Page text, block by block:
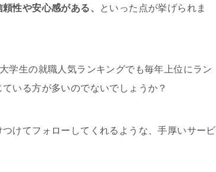
性や安心感がある、
といった点が挙げられま
生の就職人気ランキングでも毎年上位にラン
いる方が多いのでないでしょうか？
けてフォローしてくれるような、手厚いサービ